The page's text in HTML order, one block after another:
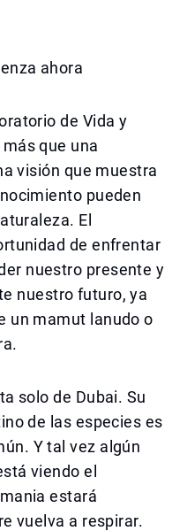
ahora
de Vida y
que una
visión que muestra
pueden
El
de enfrentar
nuestro presente y
nuestro futuro, ya
un mamut lanudo o
solo de Dubai. Su
de las especies es
Y tal vez algún
viendo el
estará
vuelva a respirar.